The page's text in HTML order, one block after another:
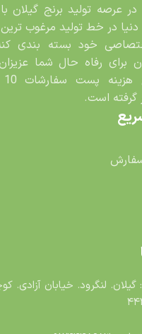
عرصه تولید برنج گیلان
در خط تولید مرغوب ترین
خود بسته بندی
برای رفاه حال شما
سفارشات 10 کیلوگرم به بالا رو
گرفته است.
لنگرود. خیابان آزادی.